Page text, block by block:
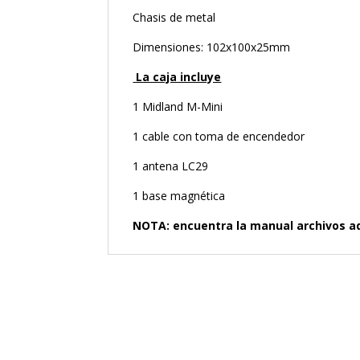
Chasis de metal
Dimensiones: 102x100x25mm
La caja incluye
1 Midland M-Mini
1 cable con toma de encendedor
1 antena LC29
1 base magnética
NOTA: encuentra la manual archivos